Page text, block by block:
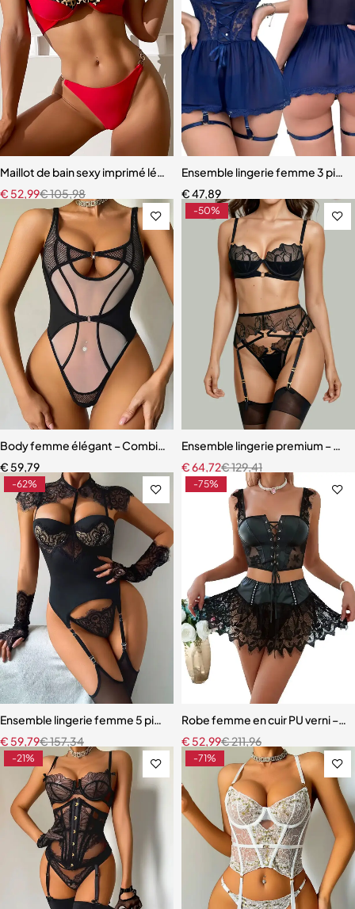
Maillot de bain sexy imprimé léopard pour femmes
€105,98
€ 52,99
Ensemble lingerie femme 3
€47,89
Body femme élégant – Combinaison avec empiècements en maille
€ 59,79
-50%
Ensemble lingerie premium –
€129,41
€64,72
-62%
Ensemble lingerie femme 5 pièces – Dentelle ajourée avec bas
€157,34
€ 59,79
-75%
Robe femme en cuir PU verni –
€211,96
€ 52,99
-21% -71%